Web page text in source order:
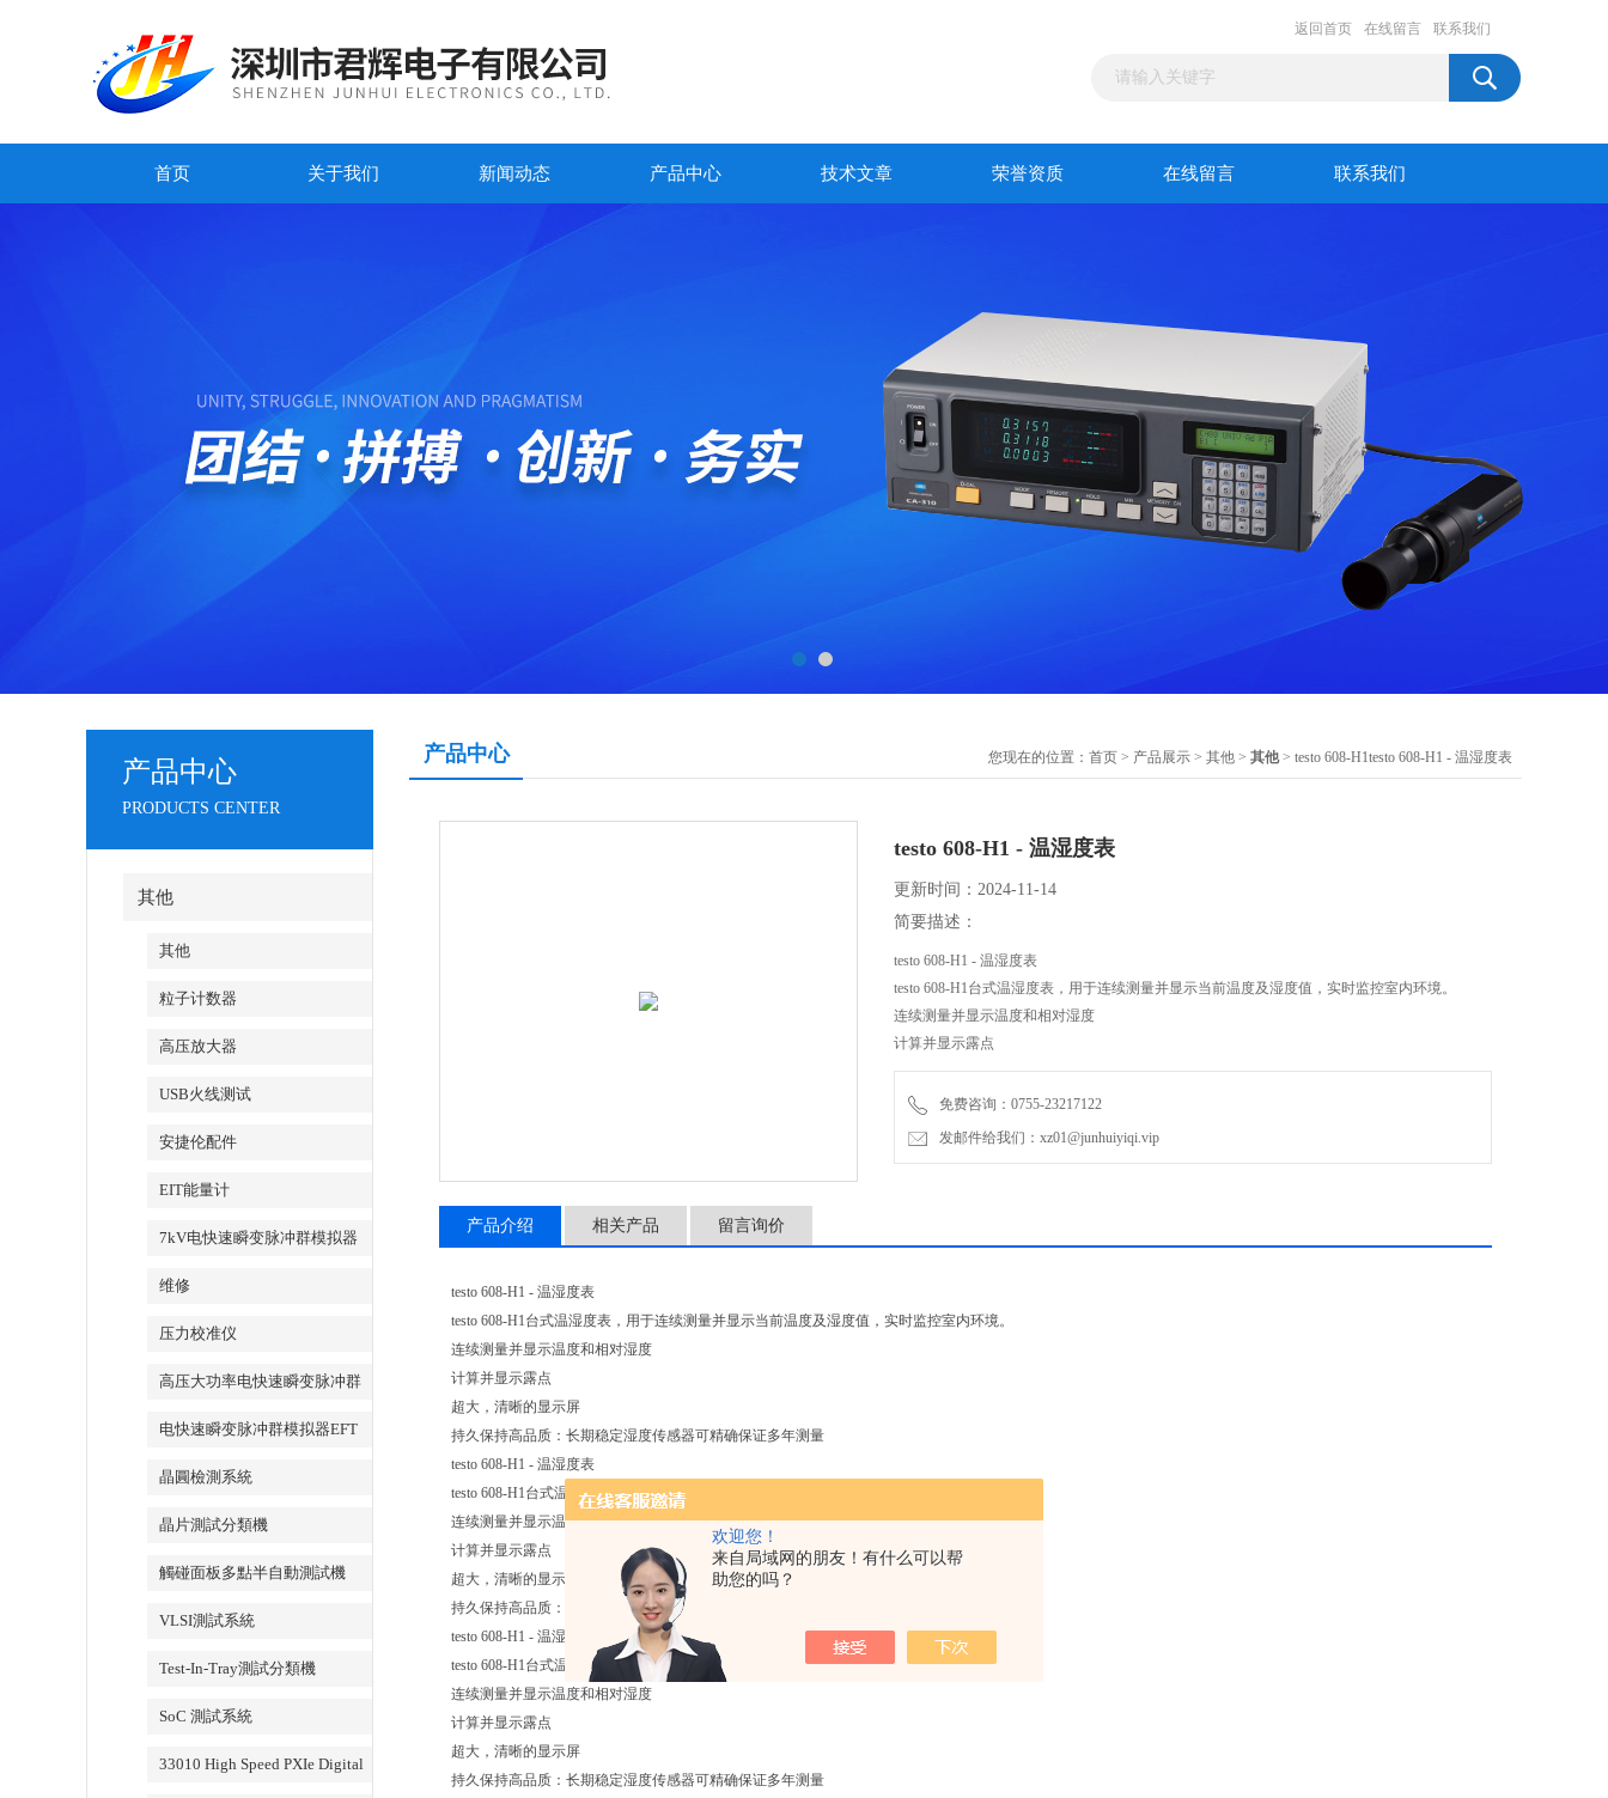
欢迎您！
来自局域网的朋友！有什么可以帮
助您的吗？
返回首页 在线留言 联系我们
首页 关于我们 新闻动态 产品中心 技术文章 荣誉资质 在线留言 联系我们
产品中心
PRODUCTS CENTER
其他
其他
粒子计数器
高压放大器
USB火线测试
安捷伦配件
EIT能量计
7kV电快速瞬变脉冲群模拟器
维修
压力校准仪
高压大功率电快速瞬变脉冲群
测试系统
电快速瞬变脉冲群模拟器EFT
500x
晶圓檢測系統
晶片測試分類機
觸碰面板多點半自動測試機
VLSI測試系統
Test-In-Tray測試分類機
SoC 測試系統
33010 High Speed PXIe Digital
产品中心 您现在的位置： 首页 > 产品展示 > 其他 > 其他> testo 608-H1testo 608-H1 - 温湿度表
testo 608-H1 - 温湿度表
更新时间：2024-11-14
简要描述：
testo 608-H1 - 温湿度表
testo 608-H1台式温湿度表，用于连续测量并显示当前温度及湿度值，实时监控室内环境。
连续测量并显示温度和相对湿度
计算并显示露点
超大，清晰的显示屏
持久保持高品质：长期稳定湿度传感器可精确保证多年测量
免费咨询：0755-23217122
发邮件给我们：xz01@junhuiyiqi.vip
产品介绍 相关产品 留言询价
testo 608-H1 - 温湿度表
testo 608-H1台式温湿度表，用于连续测量并显示当前温度及湿度值，实时监控室内环境。
连续测量并显示温度和相对湿度
计算并显示露点
超大，清晰的显示屏
持久保持高品质：长期稳定湿度传感器可精确保证多年测量
testo 608-H1 - 温湿度表
testo 608-H1台式温湿度表，用于连续测量并显示当前温度及湿度值，实时监控室内环境。
连续测量并显示温度和相对湿度
计算并显示露点
超大，清晰的显示屏
持久保持高品质：长期稳定湿度传感器可精确保证多年测量
testo 608-H1 - 温湿度表
testo 608-H1台式温湿度表，用于连续测量并显示当前温度及湿度值，实时监控室内环境。
连续测量并显示温度和相对湿度
计算并显示露点
超大，清晰的显示屏
持久保持高品质：长期稳定湿度传感器可精确保证多年测量